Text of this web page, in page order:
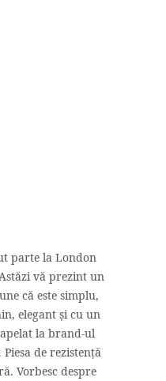
parte la London
vă prezint un
că este simplu,
elegant și cu un
la brand-ul
de rezistență
Vorbesc despre